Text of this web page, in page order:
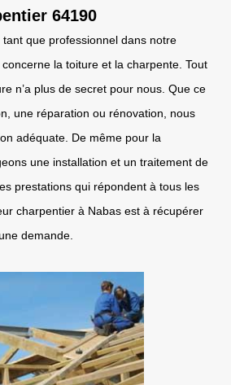
64190
que professionnel dans notre
la toiture et la charpente. Tout
n’a plus de secret pour nous. Que ce
une réparation ou rénovation, nous
adéquate. De même pour la
une installation et un traitement de
prestations qui répondent à tous les
charpentier à Nabas est à récupérer
demande.